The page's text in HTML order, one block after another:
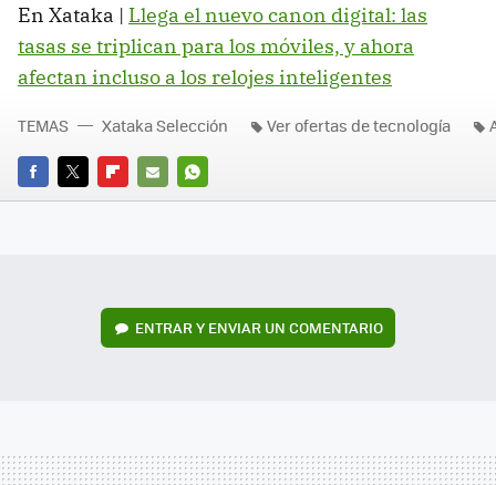
En Xataka | Llega el nuevo canon digital: las
tasas se triplican para los móviles, y ahora
afectan incluso a los relojes inteligentes
FACEBOOK
TWITTERFLIPBOARD
E-
WHATSAPP
TEMAS Xataka Selección Ver ofertas de tecnología
ENTRAR Y ENVIAR UN COMENTARIO